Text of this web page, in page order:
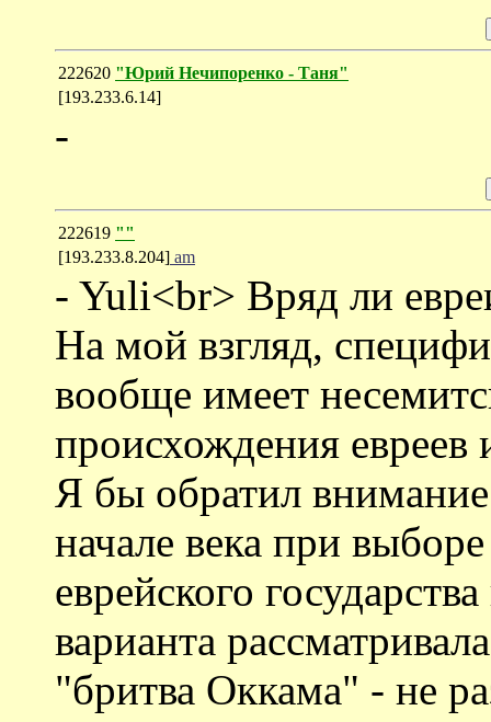
222620 "Юрий Нечипоренко - Таня"
[193.233.6.14]
-
222619 ""
[193.233.8.204] am
- Yuli<br> Вряд ли
На мой взгляд,
вообще имеет
происхождения
Я бы обратил внимание
начале века при
еврейского
варианта
"бритва Оккама" - не